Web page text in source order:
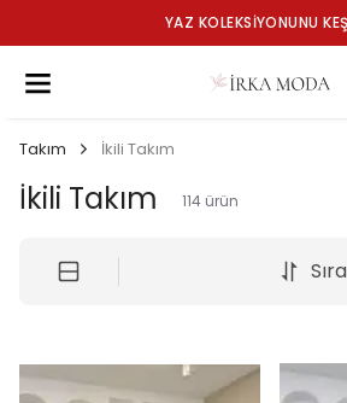
1500 ₺ VE ÜZERİ ALIŞVERİŞLERDE
Takım İkili Takım
İkili Takım 114 ürün